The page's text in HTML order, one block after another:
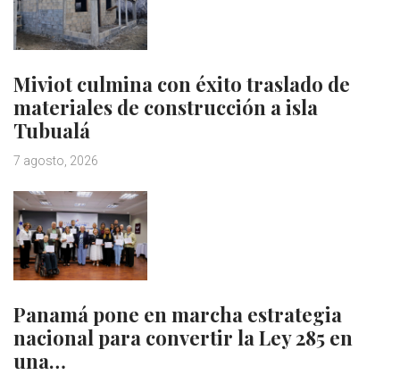
Miviot culmina con éxito traslado de
materiales de construcción a isla
Tubualá
7 agosto, 2026
Panamá pone en marcha estrategia
nacional para convertir la Ley 285 en
una…